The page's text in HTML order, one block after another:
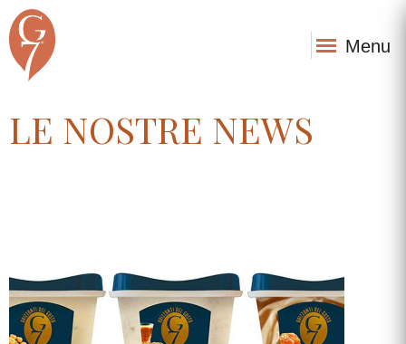
Menu
LE NOSTRE NEWS